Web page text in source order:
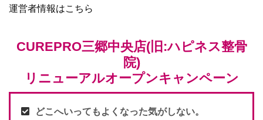
運営者情報はこちら
CUREPRO三郷中央店(旧:ハピネス整骨
院)
リニューアルオープンキャンペーン
どこへいってもよくなった気がしない。